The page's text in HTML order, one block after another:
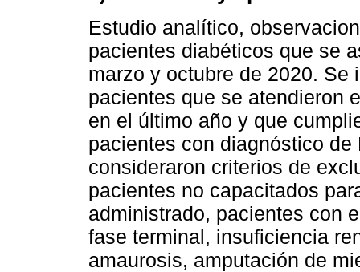
Estudio analítico,
pacientes diabéticos que se
marzo y octubre de 2020.
pacientes que se atendieron
en el último año y que
pacientes con diagnóstico
consideraron criterios de
pacientes no capacitados
administrado, pacientes con
fase terminal, insuficiencia
amaurosis, amputación de